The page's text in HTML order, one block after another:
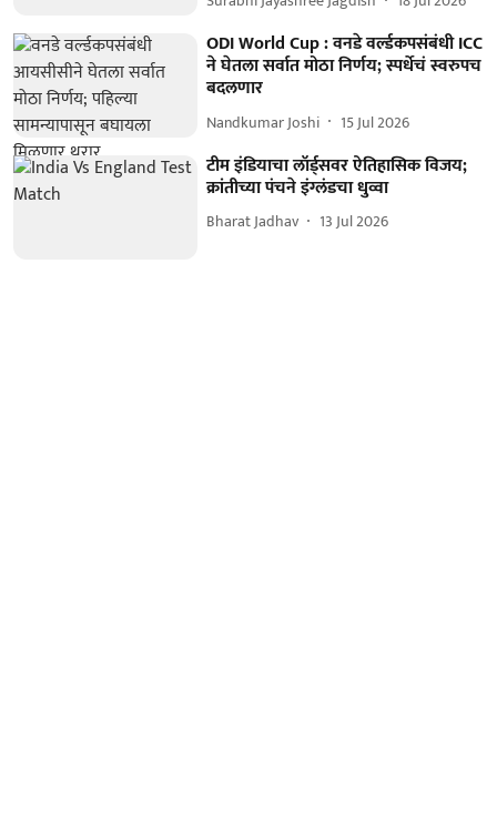
ODI World Cup : वनडे वर्ल्डकपसंबंधी ICC
ने घेतला सर्वात मोठा निर्णय; स्पर्धेचं स्वरुपच
बदलणार
Nandkumar Joshi 15 Jul 2026
टीम इंडियाचा लॉर्ड्सवर ऐतिहासिक विजय;
क्रांतीच्या पंचने इंग्लंडचा धुव्वा
Bharat Jadhav 13 Jul 2026